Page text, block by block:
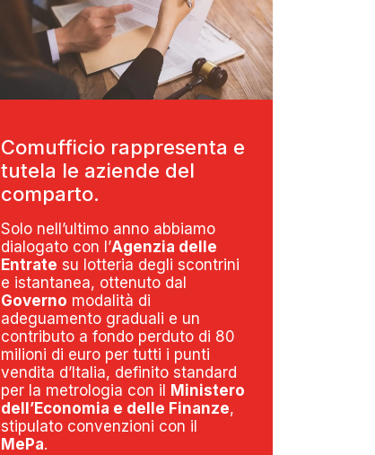
Comufficio rappresenta e
tutela le aziende del
comparto.
Solo nell’ultimo anno abbiamo
dialogato con l’Agenzia delle
Entrate su lotteria degli scontrini
e istantanea, ottenuto dal
Governo modalità di
adeguamento graduali e un
contributo a fondo perduto di 80
milioni di euro per tutti i punti
vendita d’Italia, definito standard
per la metrologia con il
Ministero
dell’Economia e delle Finanze,
stipulato convenzioni con il
MePa.